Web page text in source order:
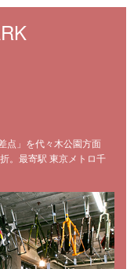
点」を代々木公園方面
。最寄駅 東京メトロ千